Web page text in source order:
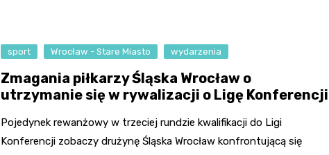
sport Wrocław - Stare Miasto wydarzenia
Zmagania piłkarzy Śląska Wrocław o
utrzymanie się w rywalizacji o Ligę Konferencji
Pojedynek rewanżowy w trzeciej rundzie kwalifikacji do Ligi
Konferencji zobaczy drużynę Śląska Wrocław konfrontującą się